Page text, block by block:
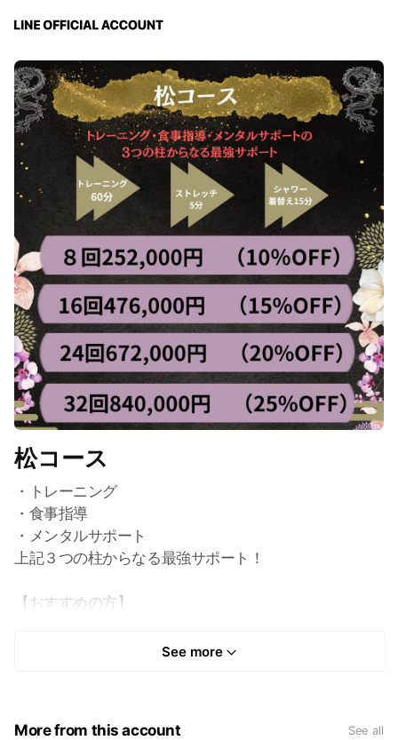
松コース
・トレーニング
・食事指導
・メンタルサポート
上記３つの柱からなる最強サポート！
【おすすめの方】
・過食や無茶食いと言った症状から抜け出せない方
See more
More from this account See all